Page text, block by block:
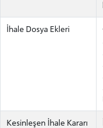
İhale Dosya Ekleri
Kesinleşen İhale Kararı